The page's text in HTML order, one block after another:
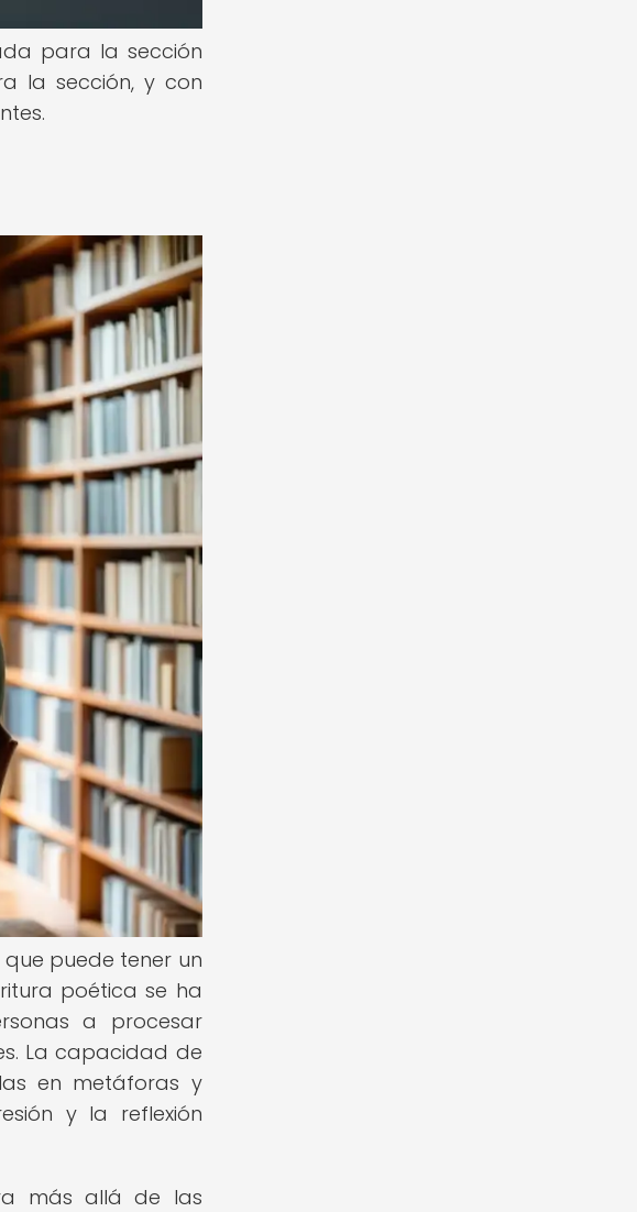
para la sección
la sección, y con
puede tener un
poética se ha
a procesar
La capacidad de
en metáforas y
y la reflexión
más allá de las